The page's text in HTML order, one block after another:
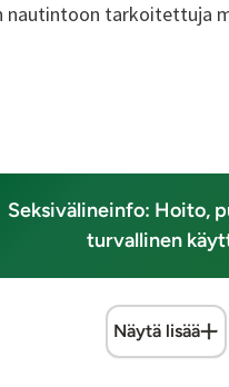
nautintoon tarkoitettuja
Seksivälineinfo: Hoito,
turvallinen
Näytä lisää